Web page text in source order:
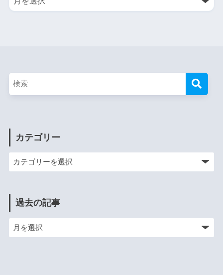
カテゴリー
過去の記事